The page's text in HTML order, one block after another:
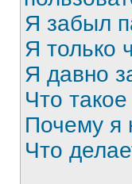
Я забыл
Я только
Я давно
Что
Почему я
Что